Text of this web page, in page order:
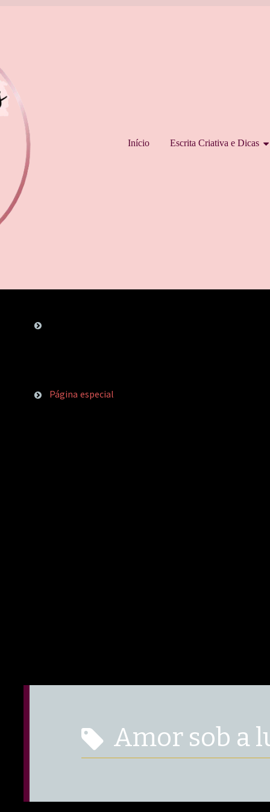
Pular para o conteúdo
Início Escrita Criativa e Dicas
Página especial
amor sob a